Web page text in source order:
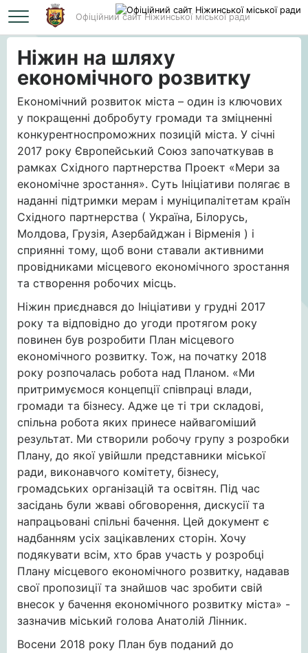
Офіційний сайт Ніжинської міської ради
Головна Ніжин на шляху економічного розвитку
Ніжин на шляху
економічного розвитку
Економічний розвиток міста – один із ключових
у покращенні добробуту громади та зміцненні
конкурентноспроможних позицій міста. У січні
2017 року Європейський Союз започаткував в
рамках Східного партнерства Проект «Мери за
економічне зростання». Суть Ініціативи полягає в
наданні підтримки мерам і муніципалітетам країн
Східного партнерства ( Україна, Білорусь,
Молдова, Грузія, Азербайджан і Вірменія ) і
сприянні тому, щоб вони ставали активними
провідниками місцевого економічного зростання
та створення робочих місць.
Ніжин приєднався до Ініціативи у грудні 2017
року та відповідно до угоди протягом року
повинен був розробити План місцевого
економічного розвитку. Тож, на початку 2018
року розпочалась робота над Планом. «Ми
притримуємося концепції співпраці влади,
громади та бізнесу. Адже це ті три складові,
спільна робота яких принесе найвагоміший
результат. Ми створили робочу групу з розробки
Плану, до якої увійшли представники міської
ради, виконавчого комітету, бізнесу,
громадських організацій та освітян. Під час
засідань були жваві обговорення, дискусії та
напрацьовані спільні бачення. Цей документ є
надбанням усіх зацікавлених сторін. Хочу
подякувати всім, хто брав участь у розробці
Плану місцевого економічного розвитку, надавав
свої пропозиції та знайшов час зробити свій
внесок у бачення економічного розвитку міста» -
зазначив міський голова Анатолій Лінник.
Восени 2018 року План був поданий до